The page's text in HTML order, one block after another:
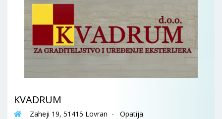
KVADRUM
Zaheji 19, 51415 Lovran - Opatija